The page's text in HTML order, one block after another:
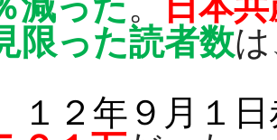
限った読者数
１２年９月１